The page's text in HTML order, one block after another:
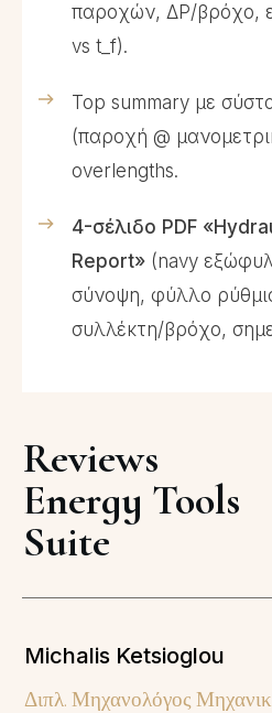
παροχών, ΔP/βρόχο,
vs t_f).
Top summary με
(παροχή @
overlengths.
4-σέλιδο PDF
Report» (navy
σύνοψη, φύλλο
συλλέκτη/βρόχο,
Reviews
Energy Tools
Suite
Michalis Ketsioglou
Διπλ. Μηχανολόγος